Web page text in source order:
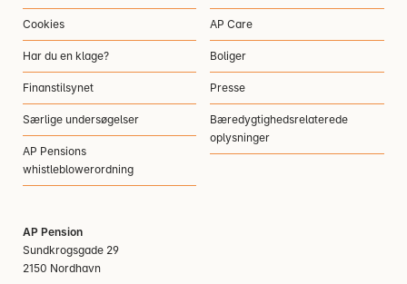
Cookies
Har du en klage?
Finanstilsynet
Særlige undersøgelser
AP Pensions
whistleblowerordning
AP Care
Boliger
Presse
Bæredygtighedsrelaterede
oplysninger
AP Pension
Sundkrogsgade 29
2150 Nordhavn